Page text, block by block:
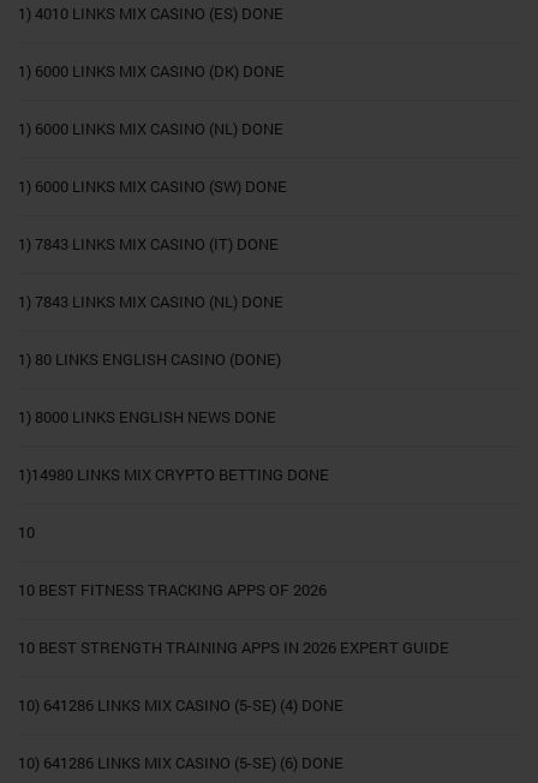
1) 4010 LINKS MIX CASINO (ES) DONE
1) 6000 LINKS MIX CASINO (DK) DONE
1) 6000 LINKS MIX CASINO (NL) DONE
1) 6000 LINKS MIX CASINO (SW) DONE
1) 7843 LINKS MIX CASINO (IT) DONE
1) 7843 LINKS MIX CASINO (NL) DONE
1) 80 LINKS ENGLISH CASINO (DONE)
1) 8000 LINKS ENGLISH NEWS DONE
1)14980 LINKS MIX CRYPTO BETTING DONE
10
10 BEST FITNESS TRACKING APPS OF 2026
10 BEST STRENGTH TRAINING APPS IN 2026 EXPERT GUIDE
10) 641286 LINKS MIX CASINO (5-SE) (4) DONE
10) 641286 LINKS MIX CASINO (5-SE) (6) DONE